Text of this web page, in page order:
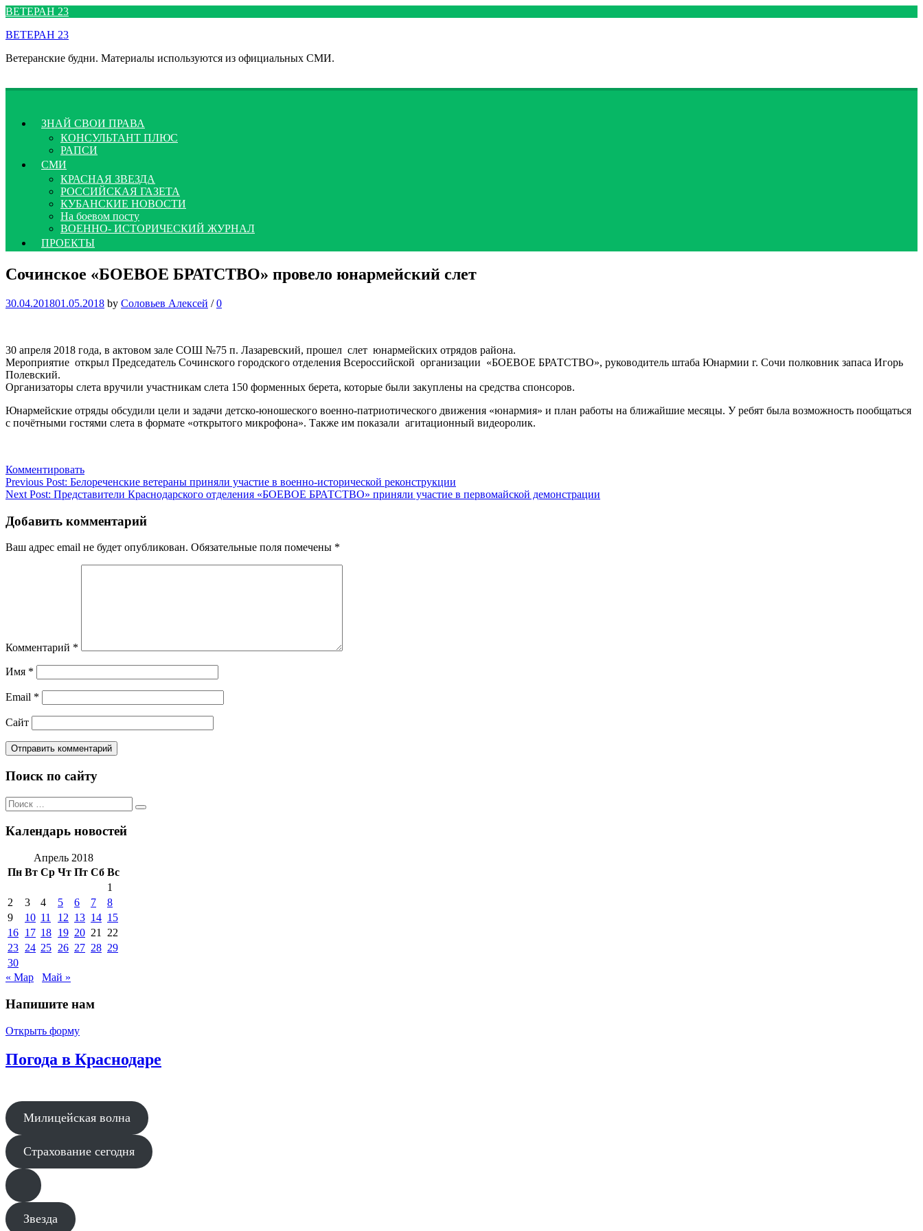
Перейти
содержимому
ВЕТЕРАН 23
ВЕТЕРАН 23
Ветеранские будни. Материалы используются из официальных СМИ.
ЗНАЙ СВОИ ПРАВА
КОНСУЛЬТАНТ ПЛЮС
РАПСИ
СМИ
КРАСНАЯ ЗВЕЗДА
РОССИЙСКАЯ ГАЗЕТА
КУБАНСКИЕ НОВОСТИ
На боевом посту
ВОЕННО- ИСТОРИЧЕСКИЙ ЖУРНАЛ
ПРОЕКТЫ
Сочинское «БОЕВОЕ БРАТСТВО» провело юнармейский слет
30.04.201801.05.2018 by Соловьев Алексей / 0
30 апреля 2018 года, в актовом зале СОШ №75 п. Лазаревский, прошел слет юнармейских отрядов района.
Мероприятие открыл Председатель Сочинского городского отделения Всероссийской организации «БОЕВОЕ БРАТСТВО», руководитель штаба Юнармии г. Сочи полковник запаса Игорь
Полевский.
Организаторы слета вручили участникам слета 150 форменных берета, которые были закуплены на средства спонсоров.
Юнармейские отряды обсудили цели и задачи детско-юношеского военно-патриотического движения «юнармия» и план работы на ближайшие месяцы. У ребят была возможность пообщаться
с почётными гостями слета в формате «открытого микрофона». Также им показали агитационный видеоролик.
Комментировать
Навигация
по
записям
Previous Post: Белореченские ветераны приняли участие в военно-исторической реконструкции
Next Post: Представители Краснодарского отделения «БОЕВОЕ БРАТСТВО» приняли участие в первомайской демонстрации
Добавить комментарий
Ваш адрес email не будет опубликован. Обязательные поля помечены *
Комментарий *
Имя *
Email *
Сайт
Поиск по сайту
Поиск
по:
Поиск
Календарь новостей
Апрель 2018
Пн Вт Ср Чт Пт Сб Вс
1
2
3 4 5 6 7
8
9
10 11 12 13 14 15
16 17 18 19 20 21
22
23 24 25 26 27 28 29
30
« Мар
Май »
Напишите нам
Открыть форму
Погода в Краснодаре
Милицейская волна
Страхование сегодня
Звезда